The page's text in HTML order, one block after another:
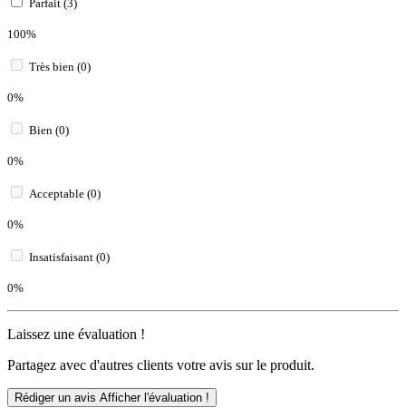
Parfait (3)
100%
Très bien (0)
0%
Bien (0)
0%
Acceptable (0)
0%
Insatisfaisant (0)
0%
Laissez une évaluation !
Partagez avec d'autres clients votre avis sur le produit.
Rédiger un avis Afficher l'évaluation !